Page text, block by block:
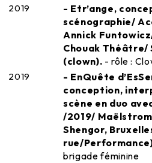
2019
- Etr’ange,
scénographie/
Annick
Chouak Théâtre/
(clown). - rôle :
2019
- EnQuête
conception,
scène en duo
/2019/
Shengor,
rue/
brigade féminine